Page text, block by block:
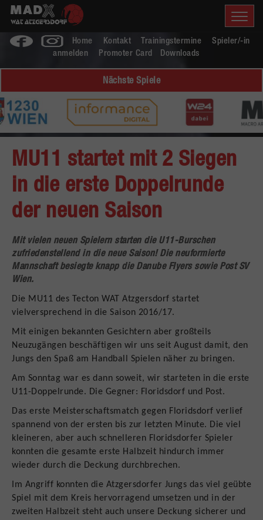
Home Kontakt Trainingstermine
Spieler/-in
anmelden
Promoter Card Downloads
Nächste Spiele
MU11 startet mit 2 Siegen
in die erste Doppelrunde
der neuen Saison
Mit vielen neuen Spielern starten die U11-Burschen
zufriedenstellend in die neue Saison! Die neuformierte
Mannschaft besiegte knapp die Danube Flyers sowie Post SV
Wien.
Die MU11 des Tecton WAT Atzgersdorf startet
vielversprechend in die Saison 2016/17.
Mit einigen bekannten Gesichtern aber großteils
Neuzugängen beschäftigen wir uns seit August damit, den
Jungs den Spaß am Handball Spielen näher zu bringen.
Am Sonntag war es dann soweit, wir starteten in die erste
U11-Doppelrunde. Die Gegner: Floridsdorf und Post.
Das erste Meisterschaftsmatch gegen Floridsdorf verlief
spannend von der ersten bis zur letzten Minute. Die viel
kleineren, aber auch schnelleren Floridsdorfer Spieler
konnten die gesamte erste Halbzeit hindurch immer
wieder durch die Deckung durchbrechen.
Im Angriff konnten die Atzgersdorfer Jungs das viel geübte
Spiel mit dem Kreis hervorragend umsetzen und in der
zweiten Halbzeit steht auch unsere Deckung sicherer und